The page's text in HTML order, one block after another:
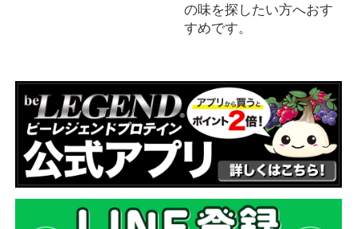
の味を探したい方へおす
すめです。